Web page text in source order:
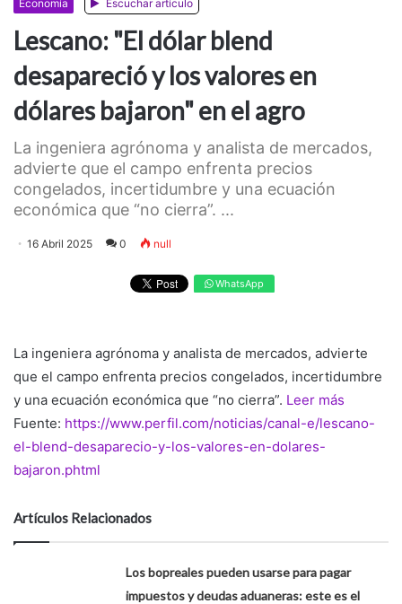
Economía Escuchar artículo
Lescano: "El dólar blend
desapareció y los valores en
dólares bajaron" en el agro
La ingeniera agrónoma y analista de mercados,
advierte que el campo enfrenta precios
congelados, incertidumbre y una ecuación
económica que “no cierra”. ...
16 Abril 2025 0 null
WhatsApp
La ingeniera agrónoma y analista de mercados, advierte
que el campo enfrenta precios congelados, incertidumbre
y una ecuación económica que “no cierra”. Leer más
Fuente: https://www.perfil.com/noticias/canal-e/lescano-
el-blend-desaparecio-y-los-valores-en-dolares-
bajaron.phtml
Artículos Relacionados
Los bopreales pueden usarse para pagar
impuestos y deudas aduaneras: este es el